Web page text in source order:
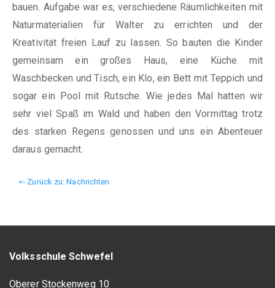
bauen. Aufgabe war es, verschiedene Räumlichkeiten mit
Naturmaterialien für Walter zu errichten und der
Kreativität freien Lauf zu lassen. So bauten die Kinder
gemeinsam ein großes Haus, eine Küche mit
Waschbecken und Tisch, ein Klo, ein Bett mit Teppich und
sogar ein Pool mit Rutsche. Wie jedes Mal hatten wir
sehr viel Spaß im Wald und haben den Vormittag trotz
des starken Regens genossen und uns ein Abenteuer
daraus gemacht.
<- Zurück zu: Nachrichten
Volksschule Schwefel
Oberer Stockenweg 10